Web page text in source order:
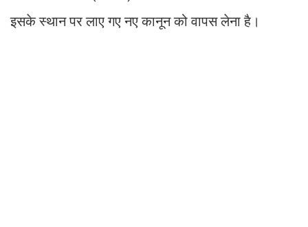
इसके स्थान पर लाए गए नए कानून को वापस लेना है।